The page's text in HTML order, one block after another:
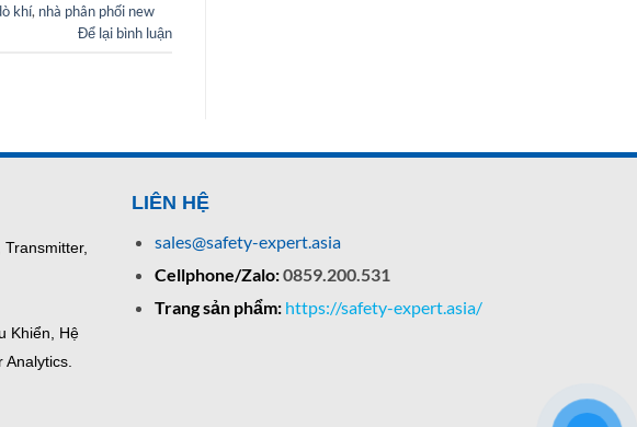
khí, nhà phân phối new
Để lại bình luận
Transmitter,
Khiển, Hệ
Analytics.
LIÊN HỆ
sales@safety-expert.asia
Cellphone/Zalo:0859.200.531
Trang sản phẩm: https://safety-expert.asia/